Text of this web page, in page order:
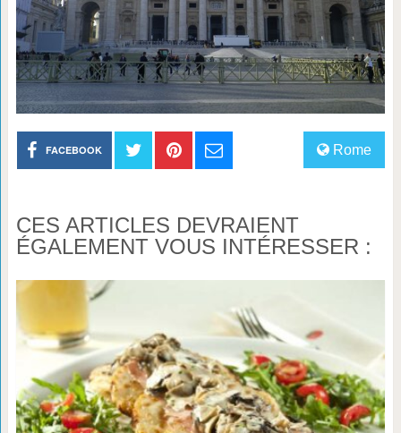
Rome
FACEBOOK
CES ARTICLES DEVRAIENT
ÉGALEMENT VOUS INTÉRESSER :